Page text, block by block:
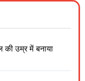
उम्र में बनाया